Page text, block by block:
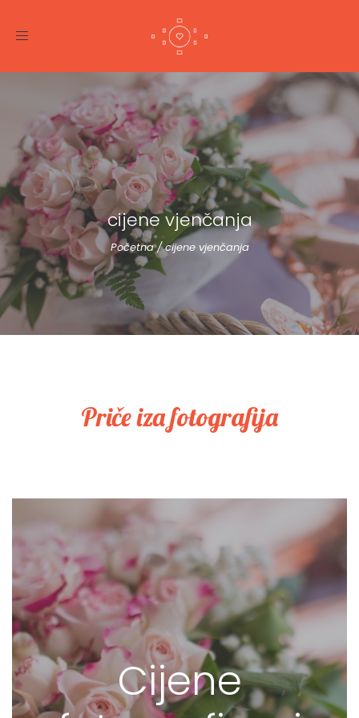
Toggle
cijene vjenčanja
Početna/cijene vjenčanja
Priče iza fotografija
Cijene